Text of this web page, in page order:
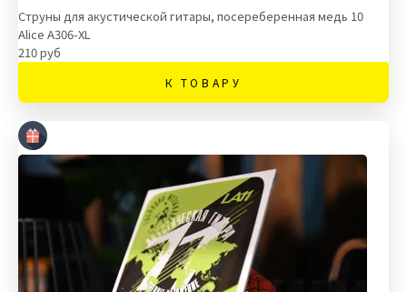
Струны для акустической гитары, посереберенная медь 10
Alice A306-XL
210 руб
К ТОВАРУ